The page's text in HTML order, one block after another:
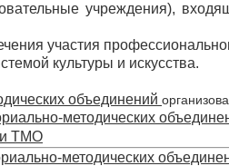
учреждения),
участия
культуры и искусства.
объединений
методических
ТМО
методических